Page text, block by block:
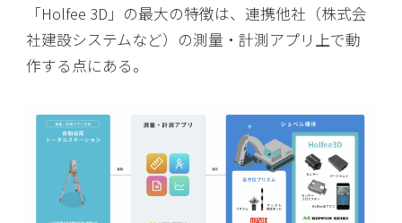
「Holfee 3D」の最大の特徴は、連携他社（株式会
社建設システムなど）の測量・計測アプリ上で動
作する点にある。